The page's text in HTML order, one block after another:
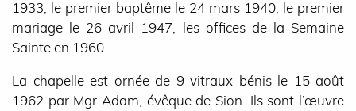
1933, le premier baptême le 24 mars 1940, le premier
mariage le 26 avril 1947, les offices de la Semaine
Sainte en 1960.
La chapelle est ornée de 9 vitraux bénis le 15 août
1962 par Mgr Adam, évêque de Sion. Ils sont l’œuvre